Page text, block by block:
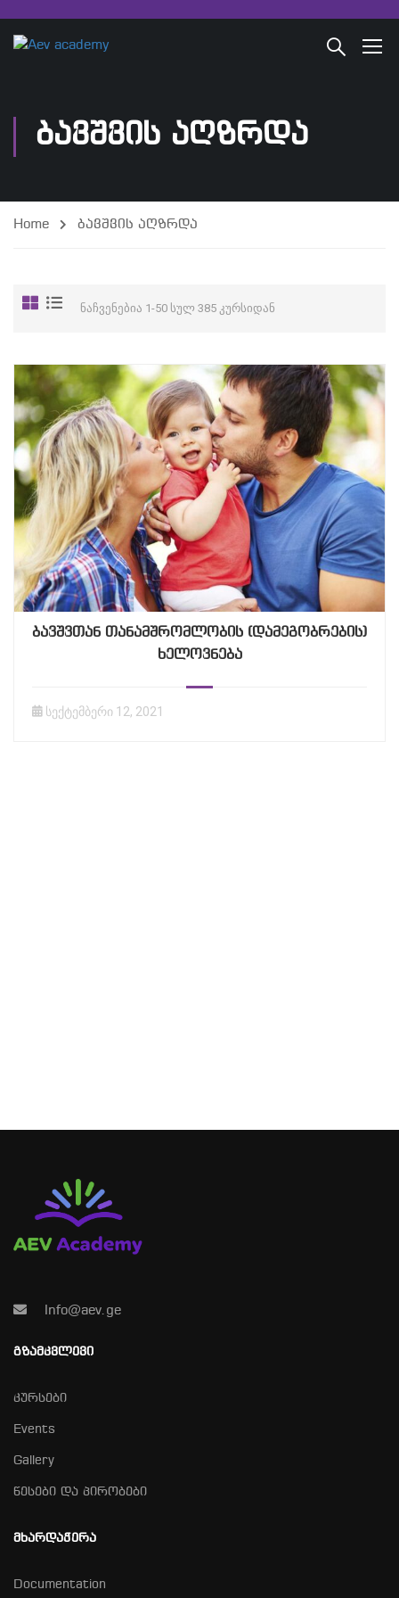
ᲑᲐᲕᲨᲕᲘᲡ ᲐᲦᲖᲠᲓᲐ
Home ბავშვის აღზრდა
ნაჩვენებია 1-50 სულ 385 კურსიდან
ბავშვთან თანამშრომლობის (დამეგობრების)
ხელოვნება
სექტემბერი 12, 2021
Info@aev.ge
ᲒᲖᲐᲛᲙᲕᲚᲔᲕᲘ
კურსები
Events
Gallery
წესები და პირობები
ᲛᲮᲐᲠᲓᲐᲭᲔᲠᲐ
Documentation